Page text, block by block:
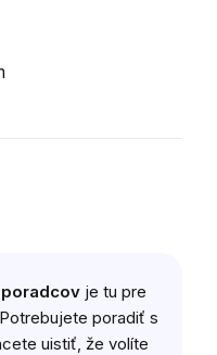
je tu pre
poradiť s
uistiť, že volíte